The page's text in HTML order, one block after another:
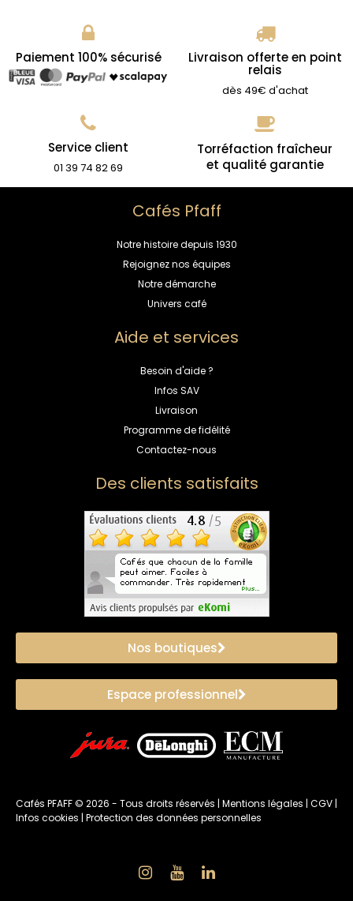
Paiement 100% sécurisé Livraison offerte en point
relais
dès 49€ d'achat
Service client
01 39 74 82 69
Torréfaction fraîcheur
et qualité garantie
Cafés Pfaff
Notre histoire depuis 1930
Rejoignez nos équipes
Notre démarche
Univers café
Aide et services
Besoin d'aide ?
Infos SAV
Livraison
Programme de fidélité
Contactez-nous
Des clients satisfaits
Nos boutiques
Espace professionnel
Cafés PFAFF © 2026 - Tous droits réservés | Mentions légales | CGV |
Infos cookies | Protection des données personnelles